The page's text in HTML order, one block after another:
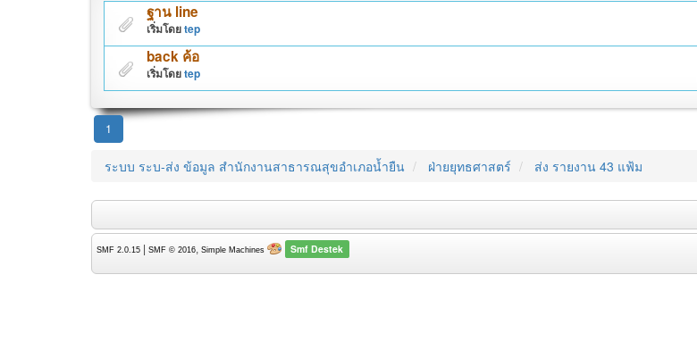
ฐาน line
เริ่มโดยtep
back ค้อ
เริ่มโดยtep
1
ระบบ ระบ-ส่ง ข้อมูล สำนักงานสาธารณสุขอำเภอน้ำยืน ฝ่ายยุทธศาสตร์ ส่ง รายงาน 43 แฟ้ม
SMF 2.0.15 | SMF © 2016, Simple Machines Smf Destek